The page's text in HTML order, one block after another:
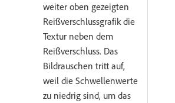
weiter oben gezeigten
Reißverschlussgrafik die
Textur neben dem
Reißverschluss. Das
Bildrauschen tritt auf,
weil die Schwellenwerte
zu niedrig sind, um das